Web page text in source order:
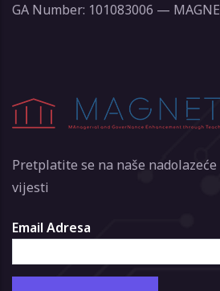
GA Number: 101083006 —
Pretplatite se na naše
vijesti
Email Adresa